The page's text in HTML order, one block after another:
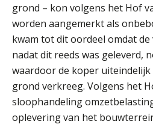
grond – kon volgens het Hof
worden aangemerkt als
kwam tot dit oordeel omdat
nadat dit reeds was geleverd,
waardoor de koper
grond verkreeg. Volgens het
sloophandeling
oplevering van het
mr.